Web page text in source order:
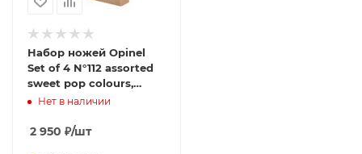
Набор ножей Opinel
Set of 4 N°112 assorted
sweet pop colours,
нержавеющая сталь, (4
Нет в наличии
2 950 ₽/шт